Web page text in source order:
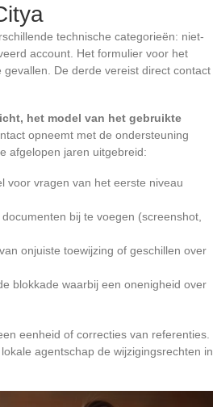
technische categorieën: niet-
account. Het formulier voor het
De derde vereist direct contact
het model van het gebruikte
opneemt met de ondersteuning
afgelopen jaren uitgebreid:
voor vragen van het eerste niveau
bij te voegen (screenshot,
onjuiste toewijzing of geschillen over
blokkade waarbij een onenigheid over
eenheid of correcties van referenties.
agentschap de wijzigingsrechten in